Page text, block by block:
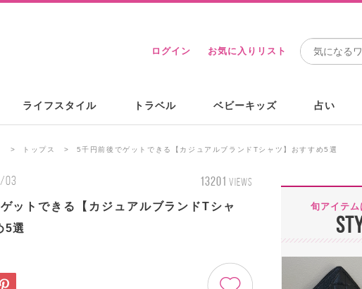
ログイン お気に入りリスト
ライフスタイル トラベル ベビーキッズ 占い
トップス 5千円前後でゲットできる【カジュアルブランドTシャツ】おすすめ5選
03 13201 VIEWS
ットできる【カジュアルブランドTシャ
5選
旬アイテム